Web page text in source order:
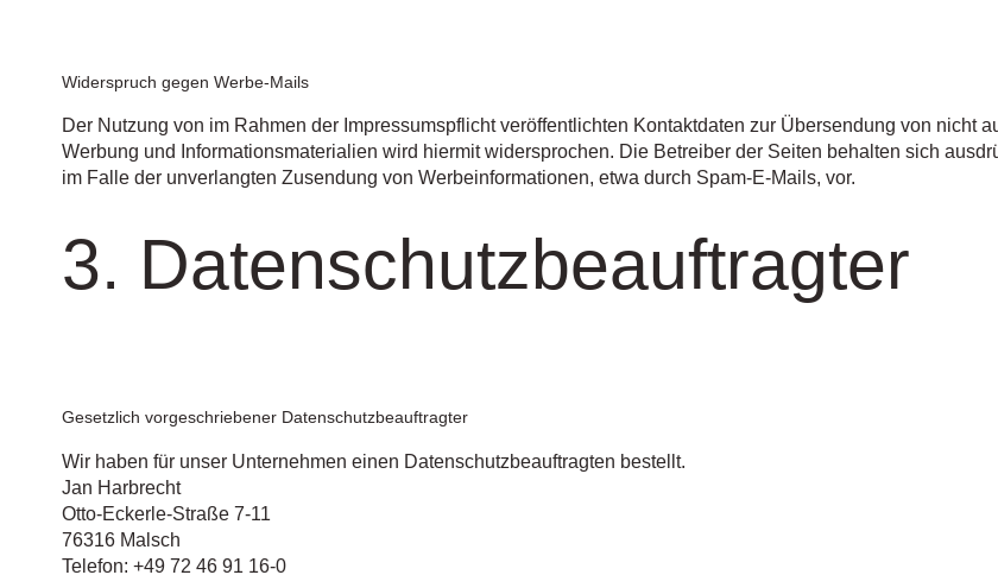
Widerspruch gegen Werbe-Mails
Der Nutzung von im Rahmen der Impressumspflicht veröffentlichten Kontaktdaten zur Übersendung von nicht
Werbung und Informationsmaterialien wird hiermit widersprochen. Die Betreiber der Seiten behalten sich
im Falle der unverlangten Zusendung von Werbeinformationen, etwa durch Spam-E-Mails, vor.
3. Datenschutzbeauftragter
Gesetzlich vorgeschriebener Datenschutzbeauftragter
Wir haben für unser Unternehmen einen Datenschutzbeauftragten bestellt.
Jan Harbrecht
Otto-Eckerle-Straße 7-11
76316 Malsch
Telefon: +49 72 46 91 16-0